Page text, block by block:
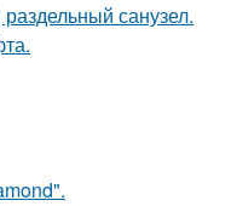
санузел.